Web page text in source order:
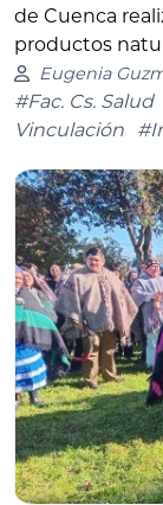
de Cuenca
productos
Eugenia
#Fac. Cs. Salud
Vinculación